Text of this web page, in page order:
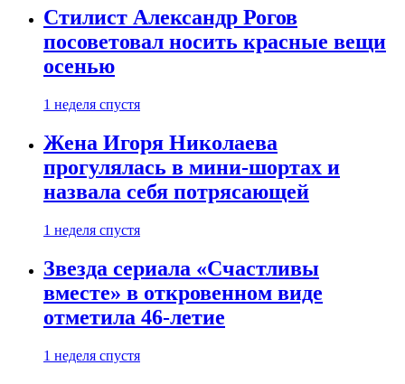
Стилист Александр Рогов
посоветовал носить красные вещи
осенью
1 неделя спустя
Жена Игоря Николаева
прогулялась в мини-шортах и
назвала себя потрясающей
1 неделя спустя
Звезда сериала «Счастливы
вместе» в откровенном виде
отметила 46-летие
1 неделя спустя